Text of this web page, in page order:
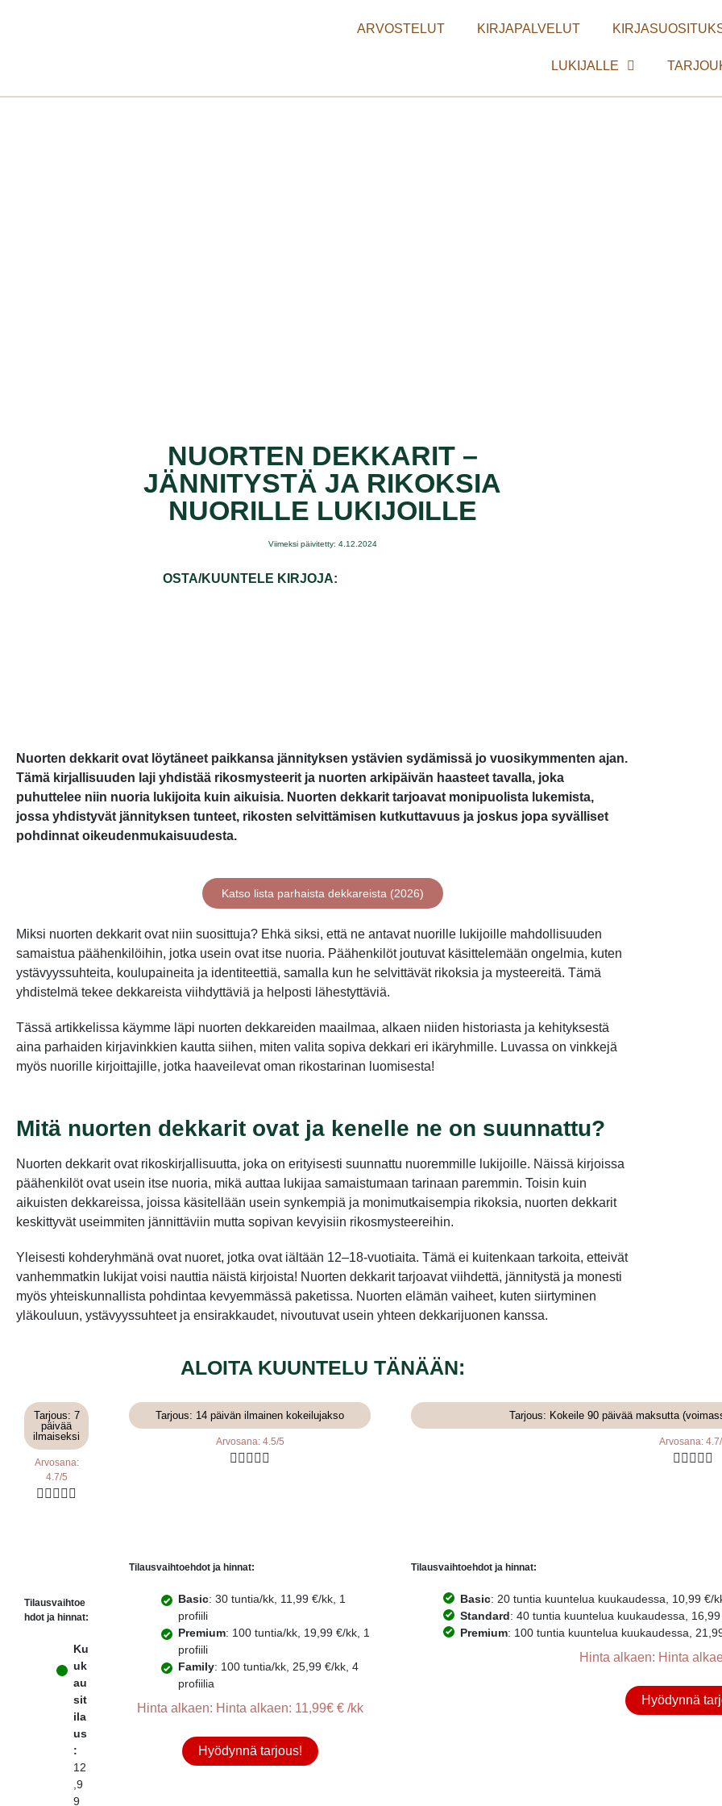
ARVOSTELUT KIRJAPALVELUT
LUKIJALLE
NUORTEN DEKKARIT –
JÄNNITYSTÄ JA RIKOKSIA
NUORILLE LUKIJOILLE
Viimeksi päivitetty: 4.12.2024
OSTA/KUUNTELE KIRJOJA:
Nuorten dekkarit ovat löytäneet paikkansa jännityksen ystävien sydämissä jo vuosikymmenten ajan.
Tämä kirjallisuuden laji yhdistää rikosmysteerit ja nuorten arkipäivän haasteet tavalla, joka
puhuttelee niin nuoria lukijoita kuin aikuisia. Nuorten dekkarit tarjoavat monipuolista lukemista,
jossa yhdistyvät jännityksen tunteet, rikosten selvittämisen kutkuttavuus ja joskus jopa syvälliset
pohdinnat oikeudenmukaisuudesta.
Katso lista parhaista dekkareista (2026)
Miksi nuorten dekkarit ovat niin suosittuja? Ehkä siksi, että ne antavat nuorille lukijoille mahdollisuuden
samaistua päähenkilöihin, jotka usein ovat itse nuoria. Päähenkilöt joutuvat käsittelemään ongelmia, kuten
ystävyyssuhteita, koulupaineita ja identiteettiä, samalla kun he selvittävät rikoksia ja mysteereitä. Tämä
yhdistelmä tekee dekkareista viihdyttäviä ja helposti lähestyttäviä.
Tässä artikkelissa käymme läpi nuorten dekkareiden maailmaa, alkaen niiden historiasta ja kehityksestä
aina parhaiden kirjavinkkien kautta siihen, miten valita sopiva dekkari eri ikäryhmille. Luvassa on vinkkejä
myös nuorille kirjoittajille, jotka haaveilevat oman rikostarinan luomisesta!
Mitä nuorten dekkarit ovat ja kenelle ne on suunnattu?
Nuorten dekkarit ovat rikoskirjallisuutta, joka on erityisesti suunnattu nuoremmille lukijoille. Näissä kirjoissa
päähenkilöt ovat usein itse nuoria, mikä auttaa lukijaa samaistumaan tarinaan paremmin. Toisin kuin
aikuisten dekkareissa, joissa käsitellään usein synkempiä ja monimutkaisempia rikoksia, nuorten dekkarit
keskittyvät useimmiten jännittäviin mutta sopivan kevyisiin rikosmysteereihin.
Yleisesti kohderyhmänä ovat nuoret, jotka ovat iältään 12–18-vuotiaita. Tämä ei kuitenkaan tarkoita, etteivät
vanhemmatkin lukijat voisi nauttia näistä kirjoista! Nuorten dekkarit tarjoavat viihdettä, jännitystä ja monesti
myös yhteiskunnallista pohdintaa kevyemmässä paketissa. Nuorten elämän vaiheet, kuten siirtyminen
yläkouluun, ystävyyssuhteet ja ensirakkaudet, nivoutuvat usein yhteen dekkarijuonen kanssa.
ALOITA KUUNTELU TÄNÄÄN:
Tarjous: 7
päivää
ilmaiseksi
Arvosana:
4.7/5
    
Tilausvaihtoe
hdot ja hinnat:
Ku
uk
au
sit
ila
us
:
12
,9
9
Tarjous: 14 päivän ilmainen kokeilujakso
Arvosana: 4.5/5
    
Tilausvaihtoehdot ja hinnat:
Basic: 30 tuntia/kk, 11,99 €/kk, 1
profiili
Premium: 100 tuntia/kk, 19,99 €/kk, 1
profiili
Family: 100 tuntia/kk, 25,99 €/kk, 4
profiilia
Hinta alkaen: Hinta alkaen: 11,99€ € /kk
Hyödynnä tarjous!
Tarjous: Kokeile 90 päivää maksutta
Arvosana:
    
Tilausvaihtoehdot ja hinnat:
Basic: 20 tuntia kuuntelua kuukaudessa, 10,99 €/
Standard: 40 tuntia kuuntelua kuukaudessa,
Premium: 100 tuntia kuuntelua kuukaudessa,
Hinta alkaen: Hinta
Hyödynnä